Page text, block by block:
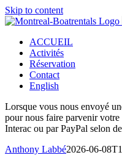
Skip to content
ACCUEIL
Activités
Réservation
Contact
English
Lorsque vous nous envoyé
pour nous faire parvenir votre
Interac ou par PayPal selon
Anthony Labbé2026-06-